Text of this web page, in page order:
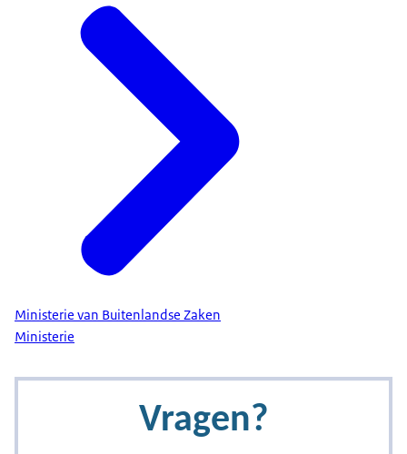
Ministerie van Buitenlandse Zaken
Ministerie